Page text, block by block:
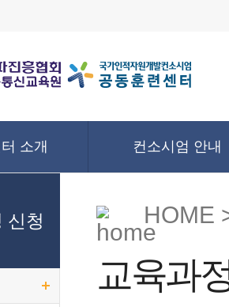
소개 컨소시엄 안내
신청 HOME
교육과